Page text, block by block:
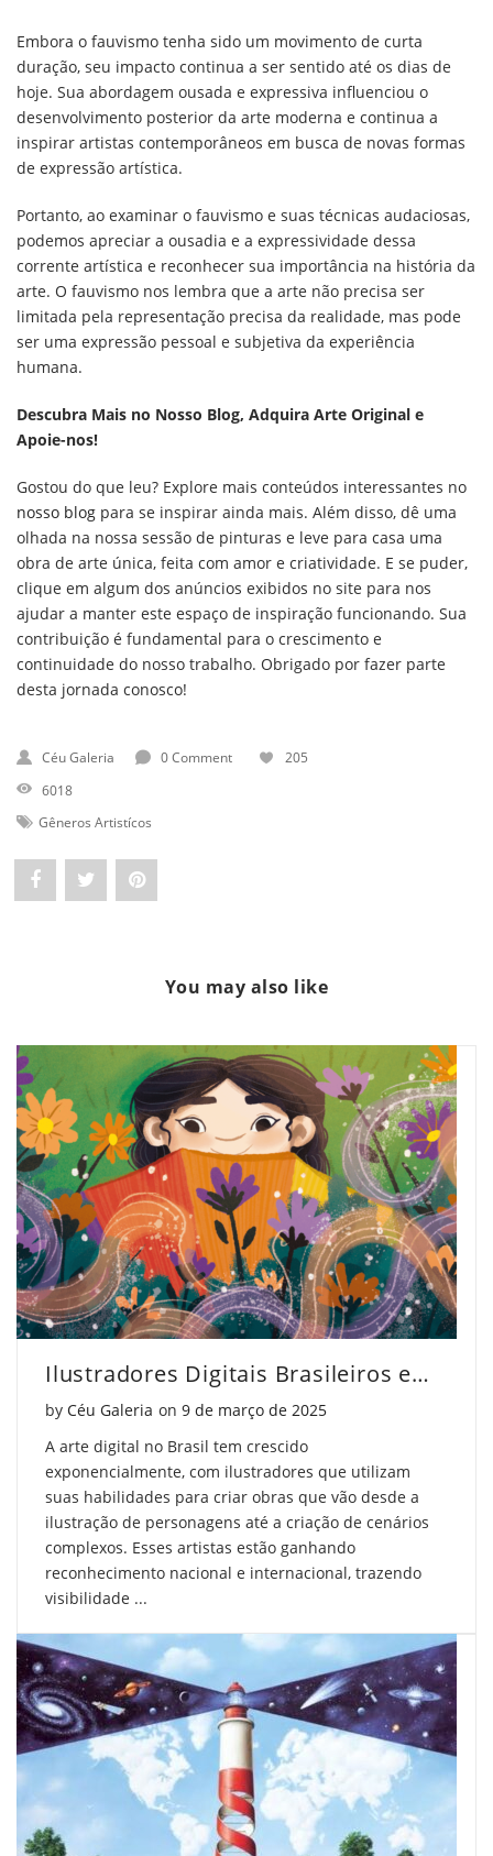
Embora o fauvismo tenha sido um movimento de curta
duração, seu impacto continua a ser sentido até os dias de
hoje. Sua abordagem ousada e expressiva influenciou o
desenvolvimento posterior da arte moderna e continua a
inspirar artistas contemporâneos em busca de novas formas
de expressão artística.
Portanto, ao examinar o fauvismo e suas técnicas audaciosas,
podemos apreciar a ousadia e a expressividade dessa
corrente artística e reconhecer sua importância na história da
arte. O fauvismo nos lembra que a arte não precisa ser
limitada pela representação precisa da realidade, mas pode
ser uma expressão pessoal e subjetiva da experiência
humana.
Descubra Mais no Nosso Blog, Adquira Arte Original e
Apoie-nos!
Gostou do que leu? Explore mais conteúdos interessantes no
nosso blog para se inspirar ainda mais. Além disso, dê uma
olhada na nossa sessão de pinturas e leve para casa uma
obra de arte única, feita com amor e criatividade. E se puder,
clique em algum dos anúncios exibidos no site para nos
ajudar a manter este espaço de inspiração funcionando. Sua
contribuição é fundamental para o crescimento e
continuidade do nosso trabalho. Obrigado por fazer parte
desta jornada conosco!
Céu Galeria 0 Comment
205
6018
Gêneros Artistícos
Share
o
fauvismo?
Descubra
Agora"
on
Facebook
Post
foi
o
fauvismo?
Descubra
Agora"
on
Twitter
Pin
o
fauvismo?
Descubra
Agora"
on
Pinterest
You may also like
Ilustradores Digitais Brasileiros em Destaque
by Céu Galeria on Posted on
9 de março de 2025
A arte digital no Brasil tem crescido
exponencialmente, com ilustradores que utilizam
suas habilidades para criar obras que vão desde a
ilustração de personagens até a criação de cenários
complexos. Esses artistas estão ganhando
reconhecimento nacional e internacional, trazendo
visibilidade ...